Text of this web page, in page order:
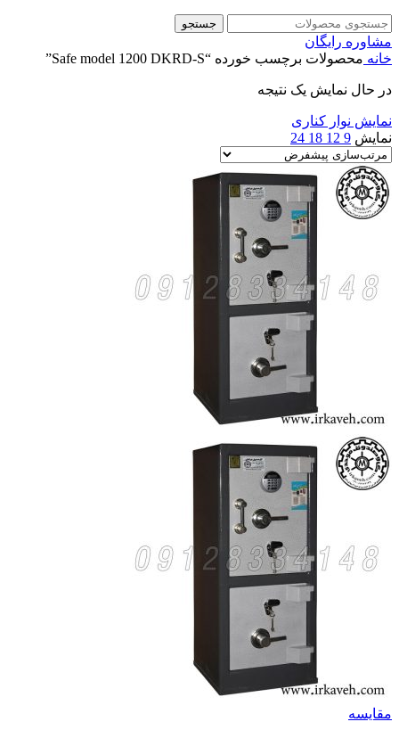
جستجو
مشاوره رایگان
خانه محصولات برچسب خورده “Safe model 1200 DKRD-S”
در حال نمایش یک نتیجه
نمایش نوار کناری
نمایش 9
12
18
24
مقايسه